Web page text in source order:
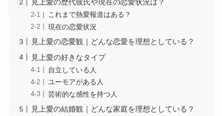
見上愛の歴代彼氏や現在の恋愛状況は？
これまで熱愛報道はある？
現在の恋愛状況
見上愛の恋愛観｜どんな恋愛を理想としている？
見上愛の好きなタイプ
自立している人
ユーモアがある人
芸術的な感性を持つ人
見上愛の結婚観｜どんな家庭を理想としている？